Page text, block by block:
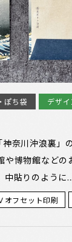
ぽち袋 デザイ
神奈川沖浪裏」
や博物館などの
中貼りのように...
オフセット印刷